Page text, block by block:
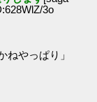
3o
ねやっぱり」